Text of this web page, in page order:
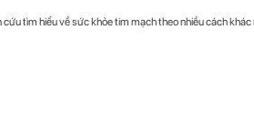
tìm hiểu về sức khỏe tim mạch theo nhiều cách khác